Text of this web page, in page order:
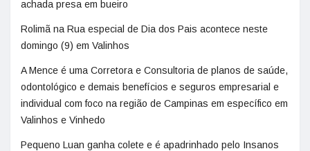
achada presa em bueiro
Rolimã na Rua especial de Dia dos Pais acontece neste
domingo (9) em Valinhos
A Mence é uma Corretora e Consultoria de planos de saúde,
odontológico e demais benefícios e seguros empresarial e
individual com foco na região de Campinas em específico em
Valinhos e Vinhedo
Pequeno Luan ganha colete e é apadrinhado pelo Insanos